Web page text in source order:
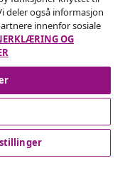
et nettsted av vidaXL
deler også informasjon
innenfor sosiale
OG